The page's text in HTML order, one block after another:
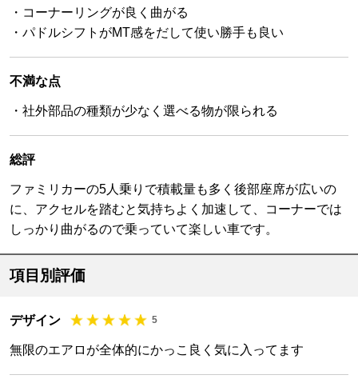
・コーナーリングが良く曲がる
・パドルシフトがMT感をだして使い勝手も良い
不満な点
・社外部品の種類が少なく選べる物が限られる
総評
ファミリカーの5人乗りで積載量も多く後部座席が広いの
に、アクセルを踏むと気持ちよく加速して、コーナーでは
しっかり曲がるので乗っていて楽しい車です。
項目別評価
デザイン 5
無限のエアロが全体的にかっこ良く気に入ってます